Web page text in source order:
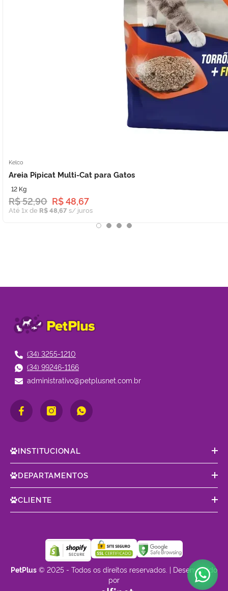
Kelco
Areia Pipicat Multi-Cat para Gatos
12 Kg
R$ 52,90 R$ 48,67
Até 1x de R$ 48,67s/ juros
(34) 3255-1210
(34) 99246-1166
administrativo@petplusnet.com.br
INSTITUCIONAL
DEPARTAMENTOS
CLIENTE
PetPlus © 2025 - Todos os direitos reservados. | Desenvolvido
por